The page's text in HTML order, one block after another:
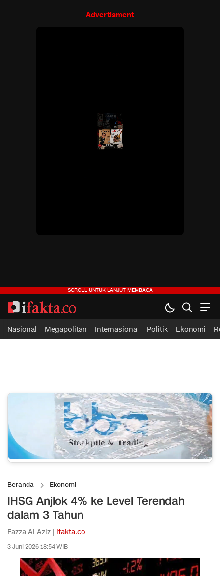
Advertisment
Nasional Megapolitan Internasional Politik Ekonomi
Beranda Ekonomi
IHSG Anjlok 4% ke Level Terendah
dalam 3 Tahun
Fazza Al Aziz | ifakta.co
3 Juni 2026 18:54 WIB